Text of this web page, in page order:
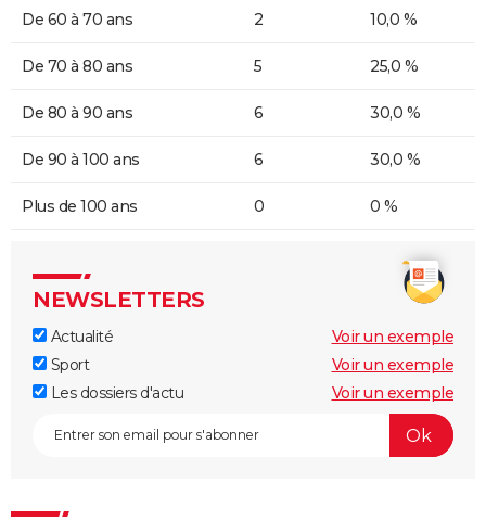
De 60 à 70 ans 2 10,0 %
De 70 à 80 ans 5 25,0 %
De 80 à 90 ans 6 30,0 %
De 90 à 100 ans 6 30,0 %
Plus de 100 ans 0 0 %
NEWSLETTERS
Actualité
Voir un exemple
Sport
Voir un exemple
Les dossiers d'actu
Voir un exemple